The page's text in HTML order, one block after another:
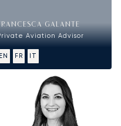
GALANTE
Aviation Advisor
EN FR IT